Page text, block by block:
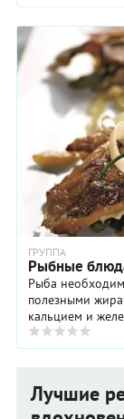
ГРУППА
Рыбные
Рыба необходимый для
полезными жирами и протеинами, фосфором, цинком,
кальцием и
добывают в
Лучшие